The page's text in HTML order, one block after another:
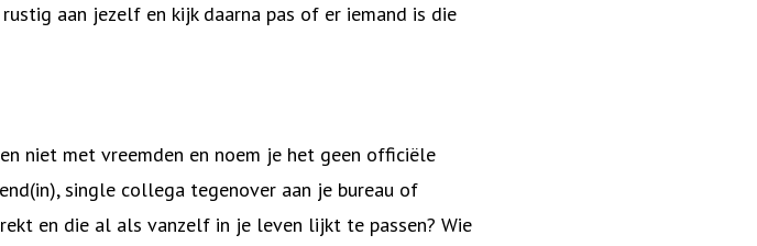
aan jezelf en kijk daarna pas of er iemand is die
niet met vreemden en noem je het geen officiële
single collega tegenover aan je bureau of
en die al als vanzelf in je leven lijkt te passen? Wie